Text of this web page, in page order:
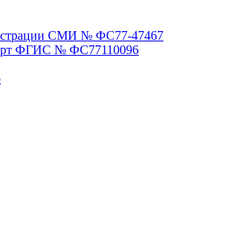
СМИ № ФС77-47467
ФГИС № ФС77110096